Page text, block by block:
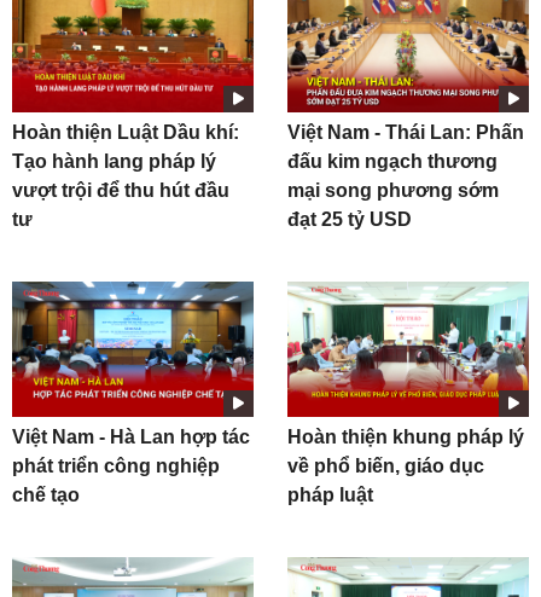
Hoàn thiện Luật Dầu khí:
Tạo hành lang pháp lý
vượt trội để thu hút đầu
tư
Việt Nam - Thái Lan: Phấn
đấu kim ngạch thương
mại song phương sớm
đạt 25 tỷ USD
Việt Nam - Hà Lan hợp tác
phát triển công nghiệp
chế tạo
Hoàn thiện khung pháp lý
về phổ biến, giáo dục
pháp luật